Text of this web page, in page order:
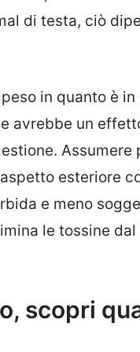
di testa, ciò
in quanto è
avrebbe un
esteriore
e meno
le tossine
scopri